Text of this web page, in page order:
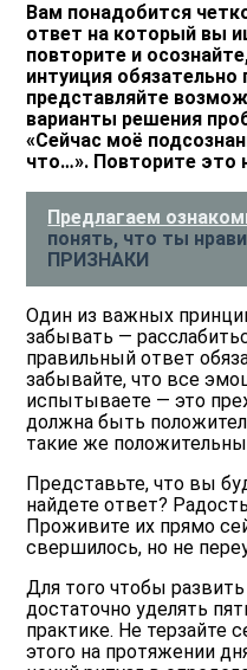
Вам понадобится
ответ на который вы
повторите и
интуиция
представляйте
варианты решения
«Сейчас моё
что…». Повторите это
Предлагаем
понять, что ты
ПРИЗНАКИ
Один из важных
забывать —
правильный ответ
забывайте, что все
испытываете — это
должна быть
такие же
Представьте, что вы
найдете ответ?
Проживите их прямо
свершилось, но не
Для того чтобы
достаточно уделять
практике. Не терзайте
этого на протяжении